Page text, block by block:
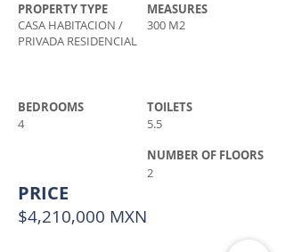
PROPERTY TYPE
CASA HABITACION /
PRIVADA RESIDENCIAL
MEASURES
300 M2
BEDROOMS
4
TOILETS
5.5
NUMBER OF FLOORS
2
PRICE
$4,210,000 MXN